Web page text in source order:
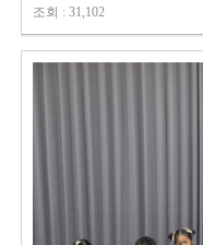
조회 : 31,102